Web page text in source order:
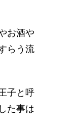
お酒や
らう流
子と呼
た事は